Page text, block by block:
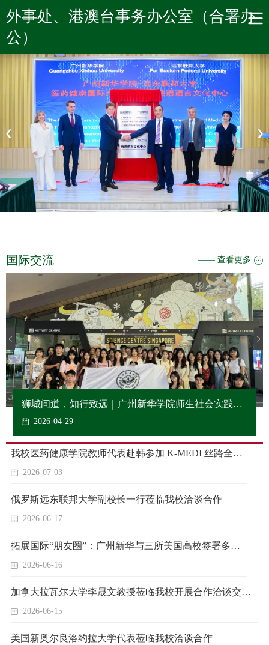
学校首页
外事处、港澳台事务办公室（合署办
公）
国际交流 —— 查看更多
狮城问道，知行致远｜广州新华学院师生社会实践纪
实
2026-04-29
​我校医药健康学院教师代表赴韩参加 K-MEDI 丝路全球研究论坛
2026-07-03
俄罗斯远东联邦大学副校长一行莅临我校洽谈合作
2026-06-17
拓展国际“朋友圈”：广州新华与三所美国高校签署多项合作协议
2026-06-16
加拿大拉瓦尔大学李晟文教授莅临我校开展合作洽谈交流会
2026-06-15
美国新奥尔良洛约拉大学代表莅临我校洽谈合作